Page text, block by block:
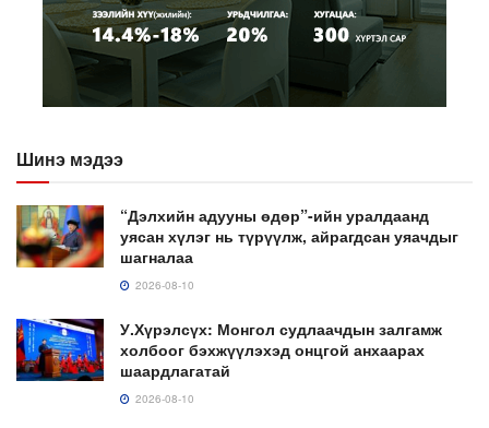
Шинэ мэдээ
“Дэлхийн адууны өдөр”-ийн уралдаанд
уясан хүлэг нь түрүүлж, айрагдсан уяачдыг
шагналаа
2026-08-10
У.Хүрэлсүх: Монгол судлаачдын залгамж
холбоог бэхжүүлэхэд онцгой анхаарах
шаардлагатай
2026-08-10